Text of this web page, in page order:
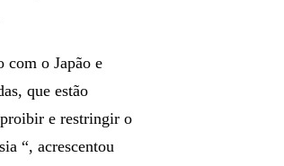
com o Japão e
que estão
e restringir o
“, acrescentou